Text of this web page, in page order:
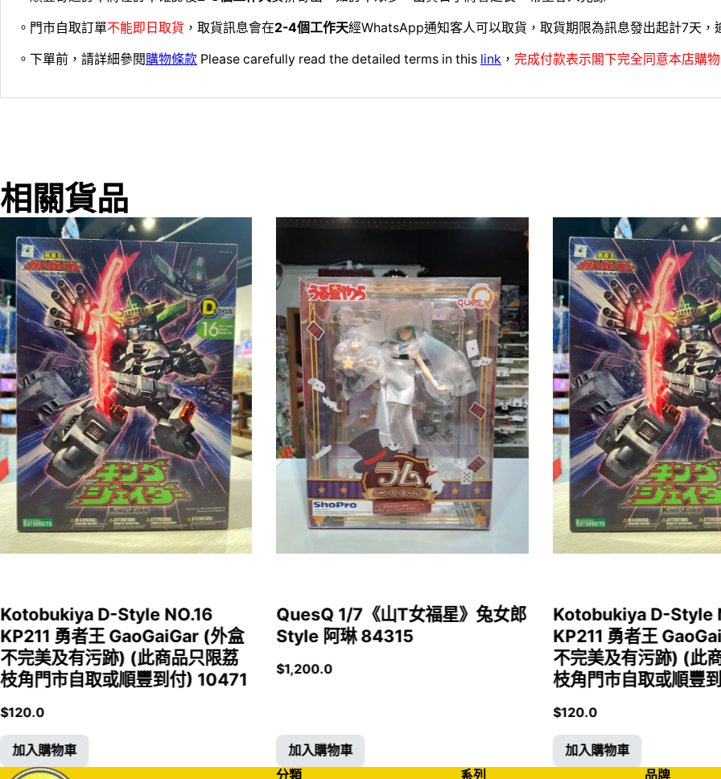
。門市自取訂單不能即日取貨 ，取貨訊息會在2-4個工作天經WhatsApp通知客人可以取貨，取貨期限為訊息發出起計7天，
。下單前，請詳細參閱購物條款 Please carefully read the detailed terms in this link ， 完成付款表示閣下完全同意本店購
相關貨品
Kotobukiya D-Style NO.16
KP211 勇者王 GaoGaiGar (外盒
不完美及有污跡) (此商品只限荔
枝角門市自取或順豐到付) 10471
$120.0
加入購物車
QuesQ 1/7《山T女福星》兔女郎
Style 阿琳 84315
$1,200.0
加入購物車
Kotobukiya D-Style
KP211 勇者王
不完美及有污跡) (此
枝角門市自取或順豐
$120.0
加入購物車
分類
系列 品牌